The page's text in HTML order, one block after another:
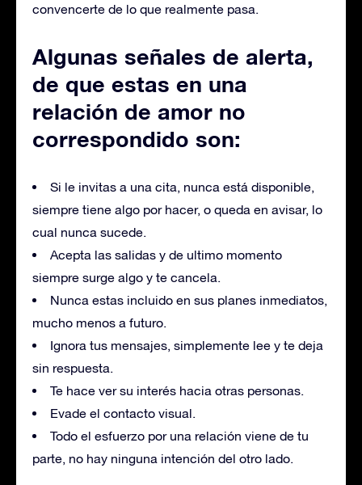
convencerte de lo que realmente pasa.
Algunas señales de alerta,
de que estas en una
relación de amor no
correspondido son:
Si le invitas a una cita, nunca está disponible,
siempre tiene algo por hacer, o queda en avisar, lo
cual nunca sucede.
Acepta las salidas y de ultimo momento
siempre surge algo y te cancela.
Nunca estas incluido en sus planes inmediatos,
mucho menos a futuro.
Ignora tus mensajes, simplemente lee y te deja
sin respuesta.
Te hace ver su interés hacia otras personas.
Evade el contacto visual.
Todo el esfuerzo por una relación viene de tu
parte, no hay ninguna intención del otro lado.